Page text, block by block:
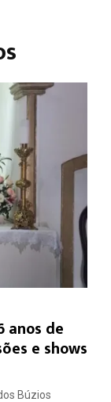
anos de
e shows
Búzios